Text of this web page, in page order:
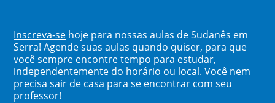
Inscreva-se hoje para nossas aulas de Sudanês em
Serra! Agende suas aulas quando quiser, para que
você sempre encontre tempo para estudar,
independentemente do horário ou local. Você nem
precisa sair de casa para se encontrar com seu
professor!